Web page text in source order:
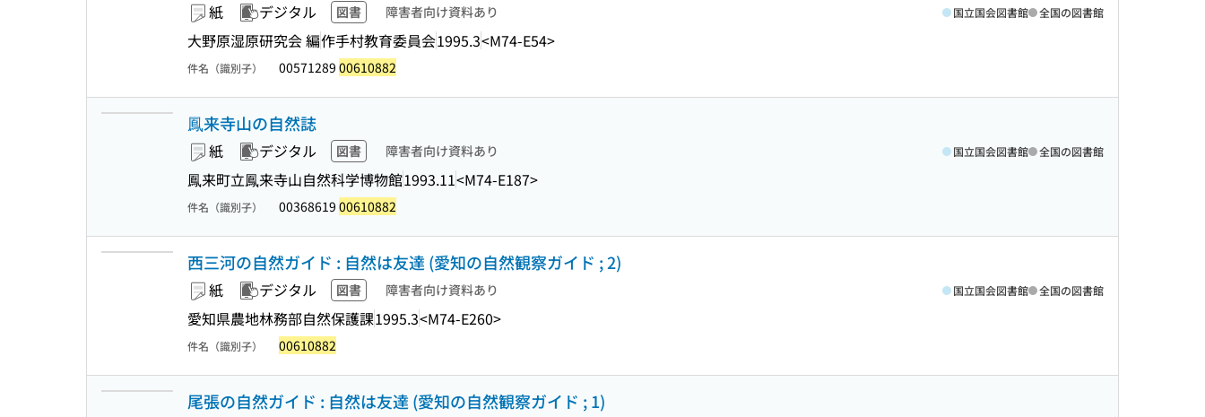
紙 デジタル 図書 障害者向け資料あり
大野原湿原研究会 編作手村教育委員会1995.3<M74-E54>
国立国会図書館 全国の図書館
件名（識別子） 00571289 00610882
鳳来寺山の自然誌
紙 デジタル 図書 障害者向け資料あり
鳳来町立鳳来寺山自然科学博物館1993.11<M74-E187>
国立国会図書館 全国の図書館
件名（識別子） 00368619 00610882
西三河の自然ガイド : 自然は友達 (愛知の自然観察ガイド ; 2)
紙 デジタル 図書 障害者向け資料あり
愛知県農地林務部自然保護課1995.3<M74-E260>
国立国会図書館 全国の図書館
件名（識別子） 00610882
尾張の自然ガイド : 自然は友達 (愛知の自然観察ガイド ; 1)